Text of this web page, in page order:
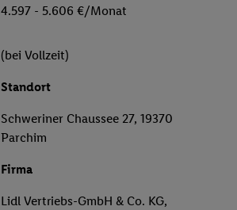
4.597 - 5.606 €/Monat
(bei Vollzeit)
Standort
Schweriner Chaussee 27, 19370
Parchim
Firma
Lidl Vertriebs-GmbH & Co. KG,